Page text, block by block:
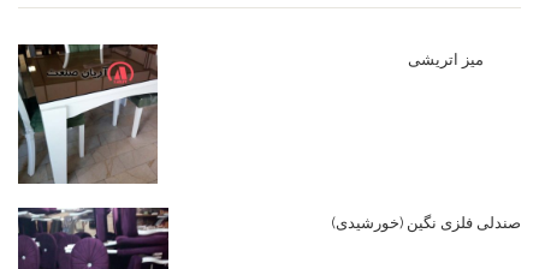
میز اتریشی
صندلی فلزی نگین (خورشیدی)